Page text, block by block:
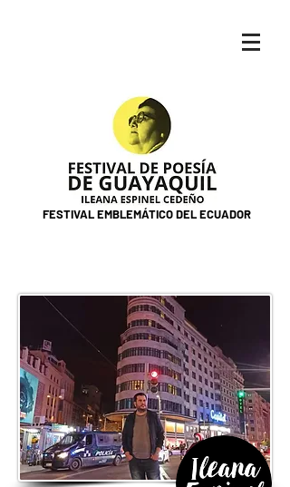
FESTIVAL EMBLEMÁTICO DEL ECUADOR